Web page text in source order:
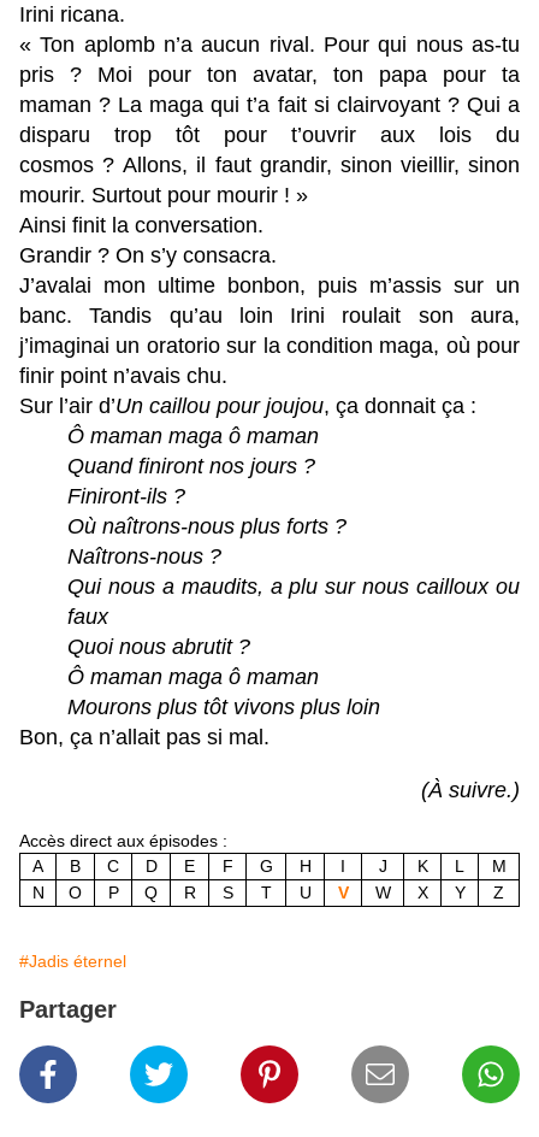
Irini ricana.
« Ton aplomb n’a aucun rival. Pour qui nous as-tu
pris ? Moi pour ton avatar, ton papa pour ta
maman ? La maga qui t’a fait si clairvoyant ? Qui a
disparu trop tôt pour t’ouvrir aux lois du
cosmos ? Allons, il faut grandir, sinon vieillir, sinon
mourir. Surtout pour mourir ! »
Ainsi finit la conversation.
Grandir ? On s’y consacra.
J’avalai mon ultime bonbon, puis m’assis sur un
banc. Tandis qu’au loin Irini roulait son aura,
j’imaginai un oratorio sur la condition maga, où pour
finir point n’avais chu.
Sur l’air d’Un caillou pour joujou, ça donnait ça :
Ô maman maga ô maman
Quand finiront nos jours ?
Finiront-ils ?
Où naîtrons-nous plus forts ?
Naîtrons-nous ?
Qui nous a maudits, a plu sur nous cailloux ou
faux
Quoi nous abrutit ?
Ô maman maga ô maman
Mourons plus tôt vivons plus loin
Bon, ça n’allait pas si mal.
(À suivre.)
Accès direct aux épisodes :
A
B C D E F G H I J K L
M
N
O P Q R S T U V W X Y Z
#Jadis éternel
Partager